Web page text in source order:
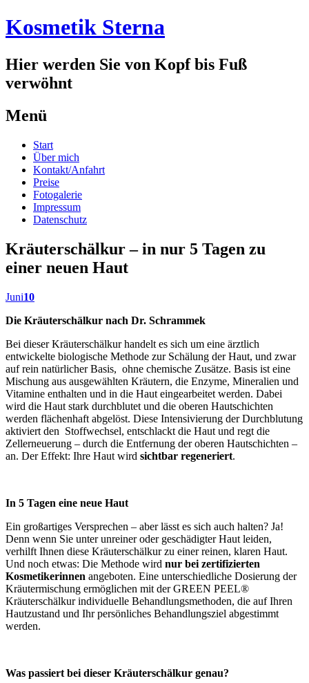
Kosmetik Sterna
Hier werden Sie von Kopf bis Fuß
verwöhnt
Menü
Springe
zum
Inhalt
Start
Über mich
Kontakt/Anfahrt
Preise
Fotogalerie
Impressum
Datenschutz
Kräuterschälkur – in nur 5 Tagen zu
einer neuen Haut
Juni10
Die Kräuterschälkur nach Dr. Schrammek
Bei dieser Kräuterschälkur handelt es sich um eine ärztlich
entwickelte biologische Methode zur Schälung der Haut, und zwar
auf rein natürlicher Basis, ohne chemische Zusätze. Basis ist eine
Mischung aus ausgewählten Kräutern, die Enzyme, Mineralien und
Vitamine enthalten und in die Haut eingearbeitet werden. Dabei
wird die Haut stark durchblutet und die oberen Hautschichten
werden flächenhaft abgelöst. Diese Intensivierung der Durchblutung
aktiviert den Stoffwechsel, entschlackt die Haut und regt die
Zellerneuerung – durch die Entfernung der oberen Hautschichten –
an. Der Effekt: Ihre Haut wird sichtbar regeneriert.
In 5 Tagen eine neue Haut
Ein großartiges Versprechen – aber lässt es sich auch halten? Ja!
Denn wenn Sie unter unreiner oder geschädigter Haut leiden,
verhilft Ihnen diese Kräuterschälkur zu einer reinen, klaren Haut.
Und noch etwas: Die Methode wird nur bei zertifizierten
Kosmetikerinnen angeboten. Eine unterschiedliche Dosierung der
Kräutermischung ermöglichen mit der GREEN PEEL®
Kräuterschälkur individuelle Behandlungsmethoden, die auf Ihren
Hautzustand und Ihr persönliches Behandlungsziel abgestimmt
werden.
Was passiert bei dieser Kräuterschälkur genau?